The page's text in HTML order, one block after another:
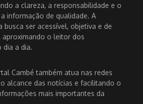
a clareza, a responsabilidade e o
informação de qualidade. A
busca ser acessível, objetiva e de
aproximando o leitor dos
dia a dia.
Cambé também atua nas redes
alcance das notícias e facilitando o
mais importantes da